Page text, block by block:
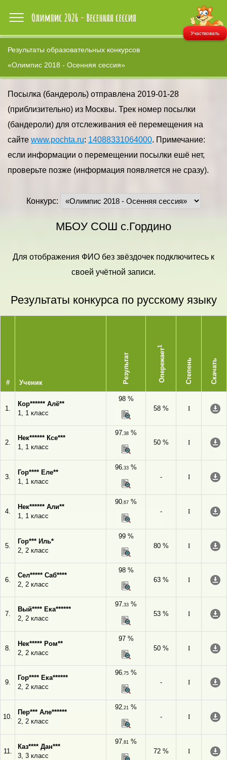
Участвовать
Результаты образовательных конкурсов
«Олимпис 2018 - Осенняя сессия»
Посылка (бандероль) отправлена 2019-01-28
(приблизительно) из Москвы. Трек номер посылки
(бандероли) для отслеживания её перемещения на
сайте www.pochta.ru: 14088331064000. Примечание:
если информации о перемещении посылки ешё нет,
проверьте позже (информация появляется не сразу).
Конкурс:
МБОУ СОШ с.Гордино
Для отображения ФИО без звёздочек подключитесь к
своей учётной записи.
Результаты конкурса по русскому языку
# Ученик Результат Опережает
1
Степень Скачать
1.
Кор****** Алё**
1, 1 класс
98 %
58 %
I
2.
Нек****** Ксе***
1, 1 класс
97,38 %
50 %
I
3.
Гор**** Еле**
1, 1 класс
96,33 %
-
I
4.
Нек****** Али**
1, 1 класс
90,67 %
-
I
5.
Гор*** Иль*
2, 2 класс
99 %
80 %
I
6.
Сел***** Саб****
2, 2 класс
98 %
63 %
I
7.
Вый**** Ека******
2, 2 класс
97,33 %
53 %
I
8.
Нек***** Ром**
2, 2 класс
97 %
50 %
I
9.
Гор**** Ека******
2, 2 класс
96,75 %
-
I
10.
Пер*** Але******
2, 2 класс
92,21 %
-
I
11.
Каз**** Дан***
3, 3 класс
97,81 %
72 %
I